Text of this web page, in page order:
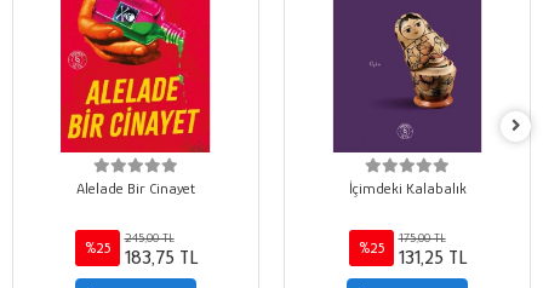
Alelade Bir Cinayet
%25
245,00 TL
183,75 TL
İçimdeki Kalabalık
%25
175,00 TL
131,25 TL